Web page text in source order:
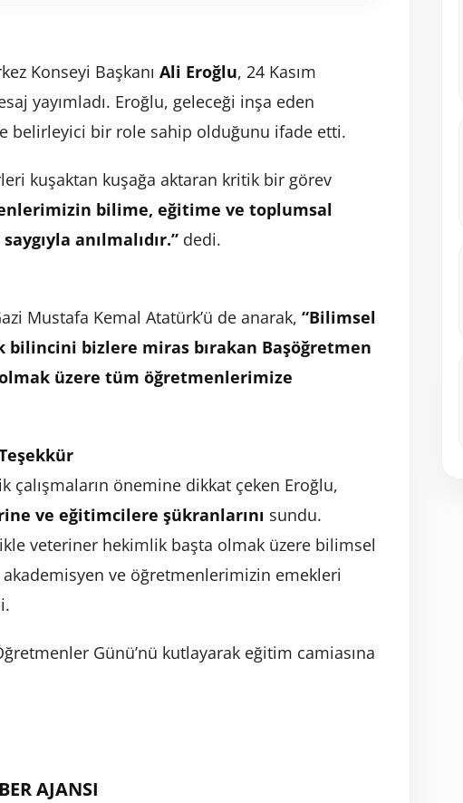
Konseyi Başkanı Ali Eroğlu, 24 Kasım
yayımladı. Eroğlu, geleceği inşa eden
belirleyici bir role sahip olduğunu ifade etti.
kuşaktan kuşağa aktaran kritik bir görev
bilime, eğitime ve toplumsal
anılmalıdır.” dedi.
Mustafa Kemal Atatürk’ü de anarak, “Bilimsel
bizlere miras bırakan Başöğretmen
üzere tüm öğretmenlerimize
çalışmaların önemine dikkat çeken Eroğlu,
ve eğitimcilere şükranlarını sundu.
veteriner hekimlik başta olmak üzere bilimsel
akademisyen ve öğretmenlerimizin emekleri
Günü’nü kutlayarak eğitim camiasına
AJANSI